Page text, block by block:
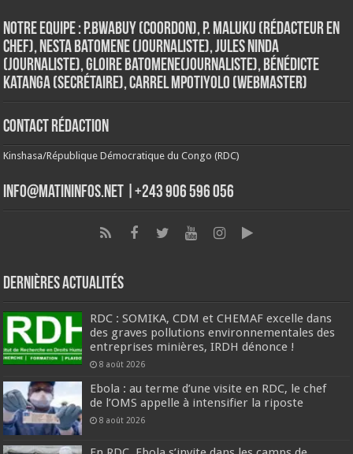
Notre Equipe : P.Bwabuy (Coordon), P. Maluku (Rédacteur en
Chef), Nesta Batomene (Journaliste), Jules Ninda
(Journaliste), Gloire Batomene(Journaliste), Bénédicte
Katanga (Secrétaire), Carrel Mpotiyolo (Webmaster)
Contact Rédaction
Kinshasa/République Démocratique du Congo (RDC)
info@matininfos.net |+243 906 596 056
Dernières Actualités
RDC : SOMIKA, CDM et CHEMAF excelle dans
des graves pollutions environnementales des
entreprises minières, IRDH dénonce !
8 août 2026
Ebola : au terme d’une visite en RDC, le chef
de l’OMS appelle à intensifier la riposte
8 août 2026